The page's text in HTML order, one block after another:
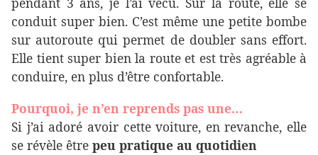
conduit super bien. C’est même une petite bombe
sur autoroute qui permet de doubler sans effort.
Elle tient super bien la route et est très agréable à
conduire, en plus d’être confortable.
Pourquoi, je n’en reprends pas une…
Si j’ai adoré avoir cette voiture, en revanche, elle
se révèle être peu pratique au quotidien